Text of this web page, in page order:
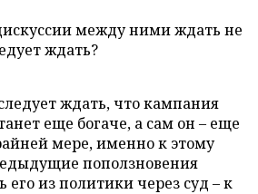
между ними ждать не
ждать?
ждать, что кампания
еще богаче, а сам он – еще
мере, именно к этому
поползновения
его из политики через суд – к